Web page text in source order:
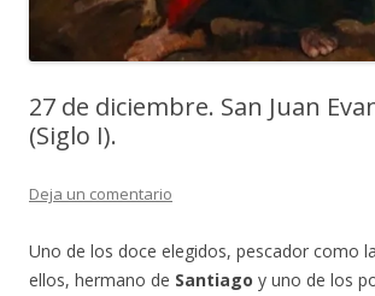
27 de diciembre. San Juan
(Siglo I).
Deja un comentario
Uno de los doce elegidos, pescador como
ellos, hermano de Santiago y uno de los